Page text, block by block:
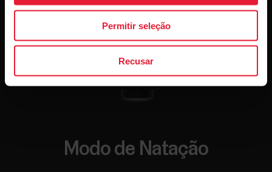
Permitir seleção
Recusar
Modo de Natação